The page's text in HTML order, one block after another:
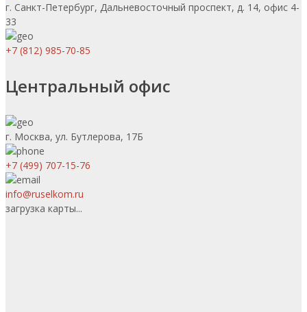
г. Санкт-Петербург, Дальневосточный проспект, д. 14, офис 4-
33
+7 (812) 985-70-85
Центральный офис
г. Москва, ул. Бутлерова, 17Б
+7 (499) 707-15-76
info@ruselkom.ru
загрузка карты...